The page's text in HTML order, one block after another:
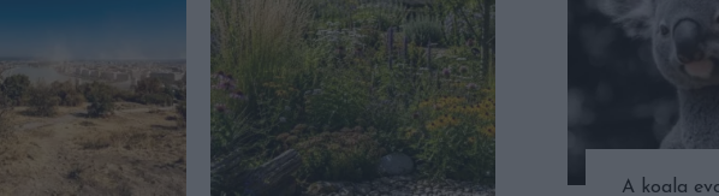
A koala